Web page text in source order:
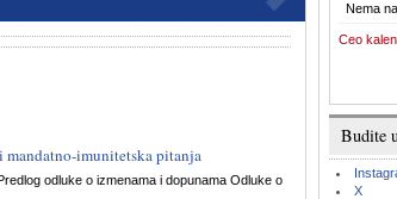
mandatno-imunitetska pitanja
odluke o izmenama i dopunama Odluke o
Nema
Ceo
Budite
X